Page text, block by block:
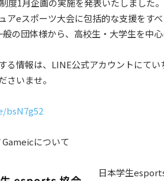
度1月企画の実施を発表いたしました。
アeスポーツ大会に包括的な支援をすべ
の団体様から、高校生・大学生を中
る情報は、LINE公式アカウントにてい
さいませ。
bsN7g52
について
日本学生